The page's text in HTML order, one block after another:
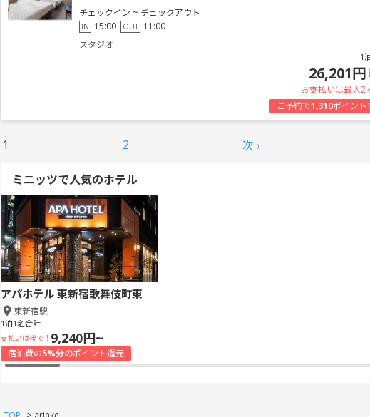
チェックイン ~ チェックアウト
IN 15:00 OUT 11:00
スタジオ
1
26,201円
お支払いは最大2
ご予約で1,310ポイント
1 2 次 ›
ミニッツで人気のホテル
アパホテル 東新宿歌舞伎町東
東新宿駅
1泊1名合計
支払いは後で！ 9,240円~
宿泊費の5%分のポイント還元